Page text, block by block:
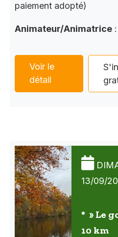
paiement adopté)
Animateur/Animatrice
Voir le
détail
13/09/
* » Le
10 km